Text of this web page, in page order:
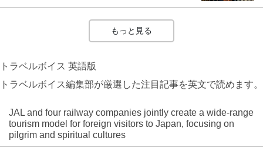
もっと見る
トラベルボイス 英語版
トラベルボイス編集部が厳選した注目記事を英文で読めます。
JAL and four railway companies jointly create a wide-range
tourism model for foreign visitors to Japan, focusing on
pilgrim and spiritual cultures